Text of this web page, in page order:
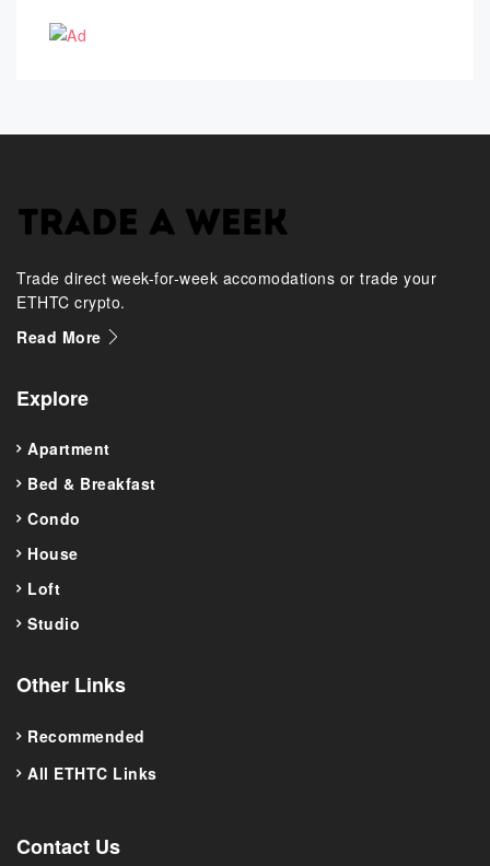
Trade direct week-for-week accomodations or trade your
ETHTC crypto.
Read More
Explore
Apartment
Bed & Breakfast
Condo
House
Loft
Studio
Other Links
Recommended
All ETHTC Links
Contact Us